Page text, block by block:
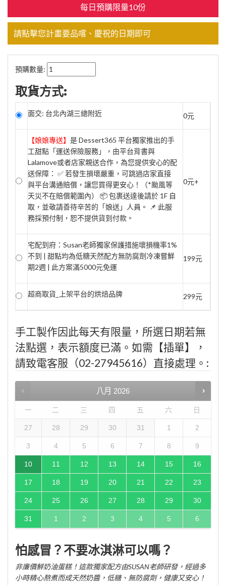
每日預購限量10份
請點擊您計畫要品嚐、慶祝的日期即可
預購數量:
取貨方式:
面交: 台北內湖三總附近 0元
【娘娘專送】 是 Dessert365 平台獨家推出的手
工甜點「運送保險服務」，由平台背書與
Lalamove或者店家親送合作，為您提供安心的配
送保障： ✅ 若發生損壞嚴重，可跳過店家直接
與平台溝通賠償，讓您買得更安心！（*颱風等
天災不在賠償範圍內） 📦 包裹送達後請於 1F 自
取，並敬請善待辛苦的「娘送」人員。 📌 此服
務採預付制，恕不提供貨到付款。
0元+
宅配到府：Susan老師獨家保護措施壞損機率1%
不到 | 甜點均為低糖天然配方無防腐劑冷凍嘗鮮
期2週 | 此方案滿5000元免運
199元
超商取貨_上架平台的烘焙品牌 299元
手工製作因此每天有限量，所選日期若無
法點選，表示額度已滿。如需【插單】，
請致電客服（02-27945616）直接處理。:
八月 2026
一 二 三 四 五 六 日
27 28 29 30 31 1 2
3 4 5 6 7 8 9
10 11 12 13 14 15 16
17 18 19 20 21 22 23
24 25 26 27 28 29 30
31 1 2 3 4 5 6
怕感冒？不要冰淇淋可以嗎？
非廉價鮮奶油蛋糕！這款獨家配方由SUSAN老師研發，經過多
小時精心熬煮而成天然奶醬，低糖、無防腐劑，健康又安心！